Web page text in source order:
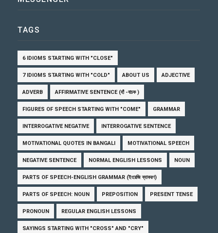
TAGS
6 IDIOMS STARTING WITH "CLOSE"
7 IDIOMS STARTING WITH "COLD" ABOUT US ADJECTIVE
ADVERB AFFIRMATIVE SENTENCE (হাঁ -বাচক )
FIGURES OF SPEECH STARTING WITH "COME" GRAMMAR
INTERROGATIVE NEGATIVE INTERROGATIVE SENTENCE
MOTIVATIONAL QUOTES IN BANGALI MOTIVATIONAL SPEECH
NEGATIVE SENTENCE NORMAL ENGLISH LESSONS NOUN
PARTS OF SPEECH-ENGLISH GRAMMAR (ইংরেজি ব্যাকরণ)
PARTS OF SPEECH: NOUN PREPOSITION PRESENT TENSE
PRONOUN REGULAR ENGLISH LESSONS
SAYINGS STARTING WITH "CROSS" AND "CRY"